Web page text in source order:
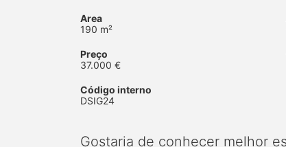
Area
190 m²
Preço
37.000 €
Código interno
DSIG24
Gostaria de conhecer melhor